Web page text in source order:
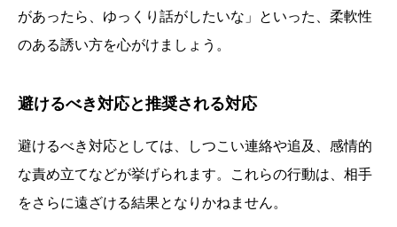
があったら、ゆっくり話がしたいな」といった、柔軟性
のある誘い方を心がけましょう。
避けるべき対応と推奨される対応
避けるべき対応としては、しつこい連絡や追及、感情的
な責め立てなどが挙げられます。これらの行動は、相手
をさらに遠ざける結果となりかねません。